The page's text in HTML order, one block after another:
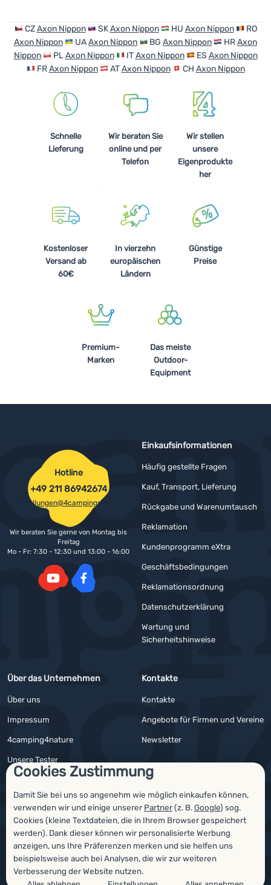
Cookies Zustimmung
Damit Sie bei uns so angenehm wie möglich einkaufen können,
verwenden wir und einige unserer Partner(z. B.Google) sog.
Cookies (kleine Textdateien, die in Ihrem Browser gespeichert
werden). Dank dieser können wir personalisierte Werbung
anzeigen, uns Ihre Präferenzen merken und sie helfen uns
beispielsweise auch bei Analysen, die wir zur weiteren
Verbesserung der Website nutzen.
CZAxon Nippon SKAxon Nippon HU Axon Nippon
RO
Axon Nippon
UAAxon Nippon BG Axon Nippon HRAxon
Nippon
PLAxon Nippon ITAxon Nippon ES Axon Nippon
FRAxon Nippon ATAxon Nippon CH Axon Nippon
Schnelle
Lieferung
Wir beraten Sie
online und per
Telefon
Wir stellen
unsere
Eigenprodukte
her
Kostenloser
Versand ab
60€
In vierzehn
europäischen
Ländern
Günstige
Preise
Premium-
Marken
Das meiste
Outdoor-
Equipment
Einkaufsinformationen
Häufig gestellte Fragen
Kauf, Transport, Lieferung
Rückgabe und Warenumtausch
Reklamation
Kundenprogramm eXtra
Geschäftsbedingungen
Reklamationsordnung
Datenschutzerklärung
Wartung und
Sicherheitshinweise
Über das Unternehmen
Über uns
Impressum
4camping4nature
Unsere Tester
Kontakte
Kontakte
Angebote für Firmen und Vereine
Newsletter
Hotline
+49 211 86942674
bestellungen@4campingshop.de
Wir beraten Sie gerne von Montag bis
Freitag
Mo - Fr: 7:30 - 12:30 und 13:00 - 16:00
Auszeichnungen